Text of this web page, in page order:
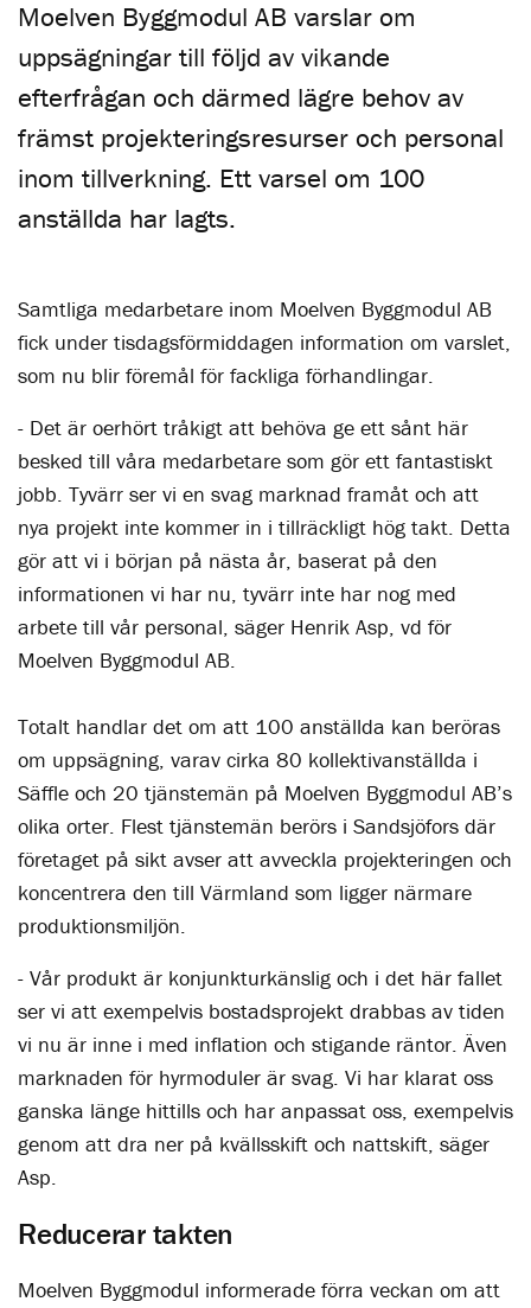
Moelven Byggmodul AB varslar om
uppsägningar till följd av vikande
efterfrågan och därmed lägre behov av
främst projekteringsresurser och personal
inom tillverkning. Ett varsel om 100
anställda har lagts.
Samtliga medarbetare inom Moelven Byggmodul AB
fick under tisdagsförmiddagen information om varslet,
som nu blir föremål för fackliga förhandlingar.
- Det är oerhört tråkigt att behöva ge ett sånt här
besked till våra medarbetare som gör ett fantastiskt
jobb. Tyvärr ser vi en svag marknad framåt och att
nya projekt inte kommer in i tillräckligt hög takt. Detta
gör att vi i början på nästa år, baserat på den
informationen vi har nu, tyvärr inte har nog med
arbete till vår personal, säger Henrik Asp, vd för
Moelven Byggmodul AB.
Totalt handlar det om att 100 anställda kan beröras
om uppsägning, varav cirka 80 kollektivanställda i
Säffle och 20 tjänstemän på Moelven Byggmodul AB’s
olika orter. Flest tjänstemän berörs i Sandsjöfors där
företaget på sikt avser att avveckla projekteringen och
koncentrera den till Värmland som ligger närmare
produktionsmiljön.
- Vår produkt är konjunkturkänslig och i det här fallet
ser vi att exempelvis bostadsprojekt drabbas av tiden
vi nu är inne i med inflation och stigande räntor. Även
marknaden för hyrmoduler är svag. Vi har klarat oss
ganska länge hittills och har anpassat oss, exempelvis
genom att dra ner på kvällsskift och nattskift, säger
Asp.
Reducerar takten
Moelven Byggmodul informerade förra veckan om att